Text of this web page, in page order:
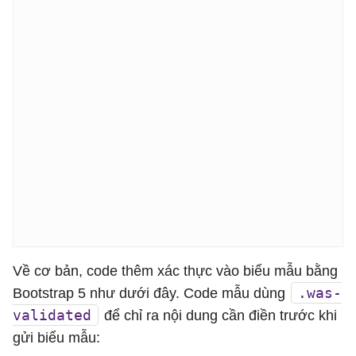
Về cơ bản, code thêm xác thực vào biểu mẫu bằng
Bootstrap 5 như dưới đây. Code mẫu dùng
.was-
validated
để chỉ ra nội dung cần điền trước khi
gửi biểu mẫu: